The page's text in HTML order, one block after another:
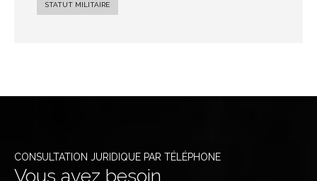
STATUT MILITAIRE
CONSULTATION JURIDIQUE PAR TÉLÉPHONE
Vous avez besoin